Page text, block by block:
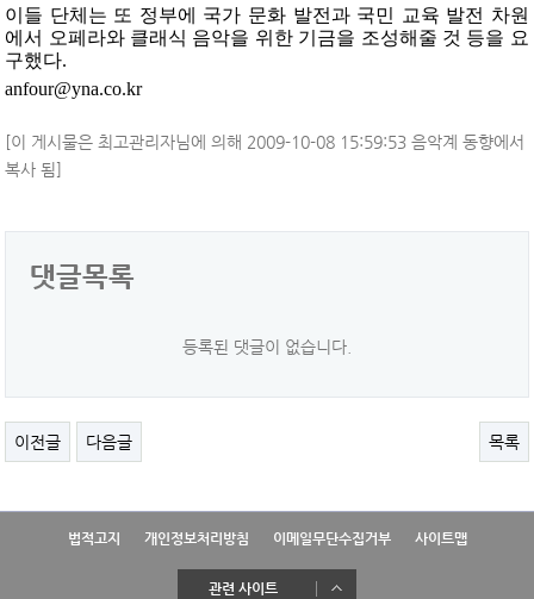
이들 단체는 또 정부에 국가 문화 발전과 국민 교육 발전 차원
에서 오페라와 클래식 음악을 위한 기금을 조성해줄 것 등을 요
구했다.
anfour@yna.co.kr
[이 게시물은 최고관리자님에 의해 2009-10-08 15:59:53 음악계 동향에서
복사 됨]
댓글목록
등록된 댓글이 없습니다.
이전글 다음글 목록
법적고지 개인정보처리방침 이메일무단수집거부 사이트맵
관련 사이트